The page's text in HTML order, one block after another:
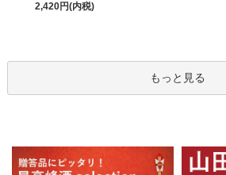
2,420円(内税)
もっと見る